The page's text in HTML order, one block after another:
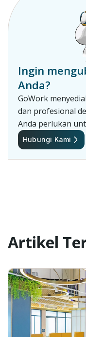
Ingin
Anda?
GoWork
dan profesional
Anda perlukan
Hubungi Kami
Artikel